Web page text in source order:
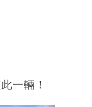
一輛！